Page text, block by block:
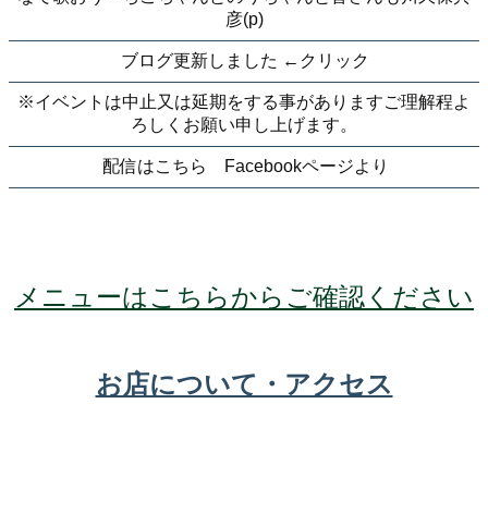
彦(p)
ブログ更新しました ←クリック
※イベントは中止又は延期をする事がありますご理解程よ
ろしくお願い申し上げます。
配信はこちら Facebookページより
メニューはこちらからご確認ください
お店について・アクセス